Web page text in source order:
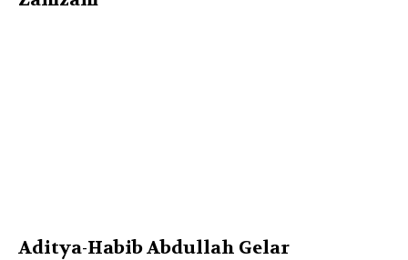
Aditya-Habib Abdullah Gelar